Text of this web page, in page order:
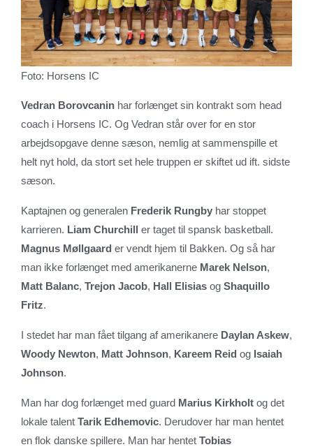
Foto: Horsens IC
Vedran Borovcanin har forlænget sin kontrakt som head
coach i Horsens IC. Og Vedran står over for en stor
arbejdsopgave denne sæson, nemlig at sammenspille et
helt nyt hold, da stort set hele truppen er skiftet ud ift. sidste
sæson.
Kaptajnen og generalen Frederik Rungby har stoppet
karrieren. Liam Churchill er taget til spansk basketball.
Magnus Møllgaard er vendt hjem til Bakken. Og så har
man ikke forlænget med amerikanerne Marek Nelson,
Matt Balanc, Trejon Jacob, Hall Elisias og Shaquillo
Fritz.
I stedet har man fået tilgang af amerikanere Daylan Askew,
Woody Newton, Matt Johnson, Kareem Reid og Isaiah
Johnson.
Man har dog forlænget med guard Marius Kirkholt og det
lokale talent Tarik Edhemovic. Derudover har man hentet
en flok danske spillere. Man har hentet Tobias